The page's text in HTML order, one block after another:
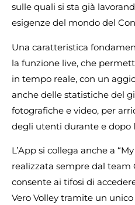
sulle quali si sta già
esigenze del mondo del
Una caratteristica
la funzione live, che
in tempo reale, con un
anche delle statistiche del
fotografiche e video, per
degli utenti durante e dopo
L’App si collega anche a
realizzata sempre dal
consente ai tifosi di
Vero Volley tramite un